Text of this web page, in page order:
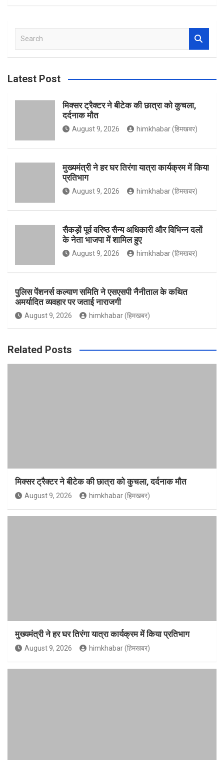
e t
a
t T
b
a
c
Latest Post
मिक्सर ट्रैक्टर ने बीटेक की छात्रा को कुचला,
दर्दनाक मौत
August 9, 2026 himkhabar (हिमखबर)
मुख्यमंत्री ने हर घर तिरंगा यात्रा कार्यक्रम में किया
प्रतिभाग
August 9, 2026 himkhabar (हिमखबर)
सैकड़ों पूर्व वरिष्ठ सैन्य अधिकारी और विभिन्न दलों
के नेता भाजपा में शामिल हुए
August 9, 2026 himkhabar (हिमखबर)
पुलिस पेंशनर्स कल्याण समिति ने एसएसपी नैनीताल के कथित
अमर्यादित व्यवहार पर जताई नाराजगी
August 9, 2026 himkhabar (हिमखबर)
Related Posts
मिक्सर ट्रैक्टर ने बीटेक की छात्रा को कुचला, दर्दनाक मौत
August 9, 2026 himkhabar (हिमखबर)
मुख्यमंत्री ने हर घर तिरंगा यात्रा कार्यक्रम में किया प्रतिभाग
August 9, 2026 himkhabar (हिमखबर)